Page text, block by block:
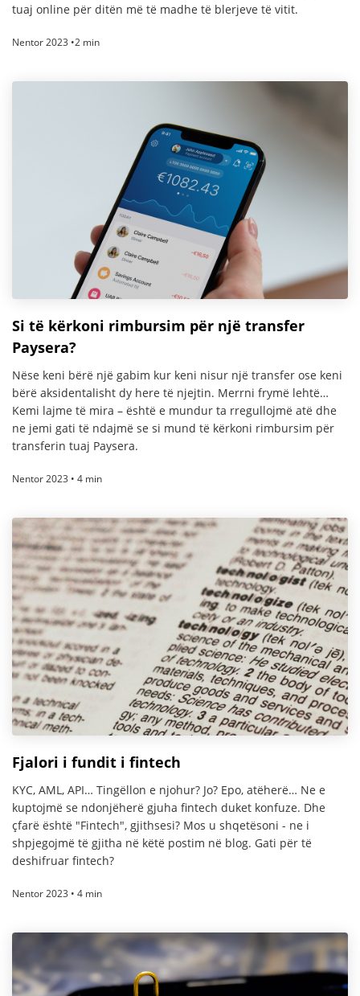
tuaj online për ditën më të madhe të blerjeve të vitit.
Nentor 2023 •2 min
Si të kërkoni rimbursim për një transfer
Paysera?
Nëse keni bërë një gabim kur keni nisur një transfer ose keni
bërë aksidentalisht dy here të njejtin. Merrni frymë lehtë…
Kemi lajme të mira – është e mundur ta rregullojmë atë dhe
ne jemi gati të ndajmë se si mund të kërkoni rimbursim për
transferin tuaj Paysera.
Nentor 2023 • 4 min
Fjalori i fundit i fintech
KYC, AML, API… Tingëllon e njohur? Jo? Epo, atëherë… Ne e
kuptojmë se ndonjëherë gjuha fintech duket konfuze. Dhe
çfarë është "Fintech", gjithsesi? Mos u shqetësoni - ne i
shpjegojmë të gjitha në këtë postim në blog. Gati për të
deshifruar fintech?
Nentor 2023 • 4 min